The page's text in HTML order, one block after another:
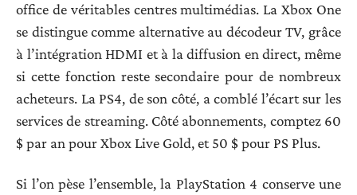
office de véritables centres multimédias. La Xbox One
se distingue comme alternative au décodeur TV, grâce
à l’intégration HDMI et à la diffusion en direct, même
si cette fonction reste secondaire pour de nombreux
acheteurs. La PS4, de son côté, a comblé l’écart sur les
services de streaming. Côté abonnements, comptez 60
$ par an pour Xbox Live Gold, et 50 $ pour PS Plus.
Si l’on pèse l’ensemble, la PlayStation 4 conserve une